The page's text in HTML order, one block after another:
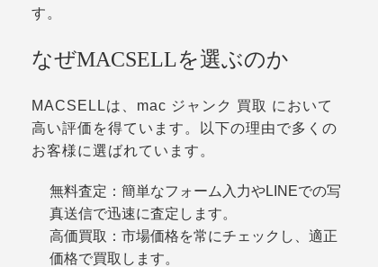
す。
なぜMACSELLを選ぶのか
MACSELLは、mac ジャンク 買取 において
高い評価を得ています。以下の理由で多くの
お客様に選ばれています。
無料査定：簡単なフォーム入力やLINEでの写
真送信で迅速に査定します。
高価買取：市場価格を常にチェックし、適正
価格で買取します。